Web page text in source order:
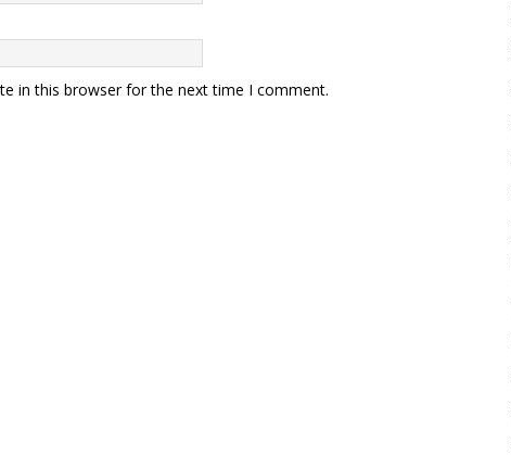
in this browser for the next time I comment.